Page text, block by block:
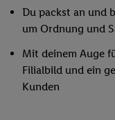
Du packst an und
um Ordnung und
Mit deinem Auge
Filialbild und ein
Kunden